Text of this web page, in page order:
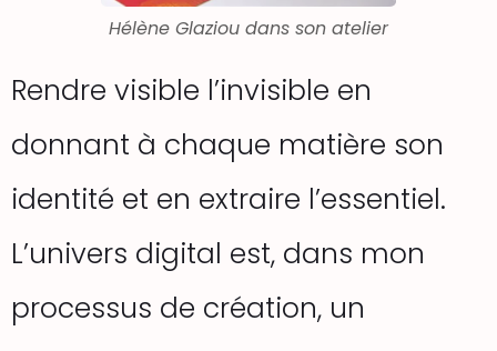
Hélène Glaziou dans son atelier
Rendre visible l’invisible en
donnant à chaque matière son
identité et en extraire l’essentiel.
L’univers digital est, dans mon
processus de création, un